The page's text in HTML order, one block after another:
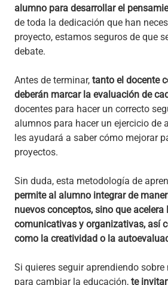
alumno para desarrollar el
de toda la dedicación que han
proyecto, estamos seguros de que
debate.
Antes de terminar, tanto el docente
deberán marcar la evaluación de
docentes para hacer un correcto
alumnos para hacer un ejercicio de
les ayudará a saber cómo mejorar
proyectos.
Sin duda, esta metodología de
permite al alumno integrar de
nuevos conceptos, sino que
comunicativas y organizativas, así
como la creatividad o la
Si quieres seguir aprendiendo
para cambiar la educación, te